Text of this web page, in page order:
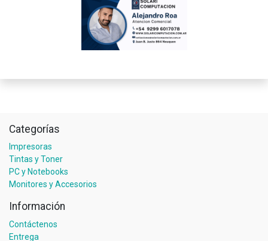
Categorías
Impresoras
Tintas y Toner
PC y Notebooks
Monitores y Accesorios
Información
Contáctenos
Entrega